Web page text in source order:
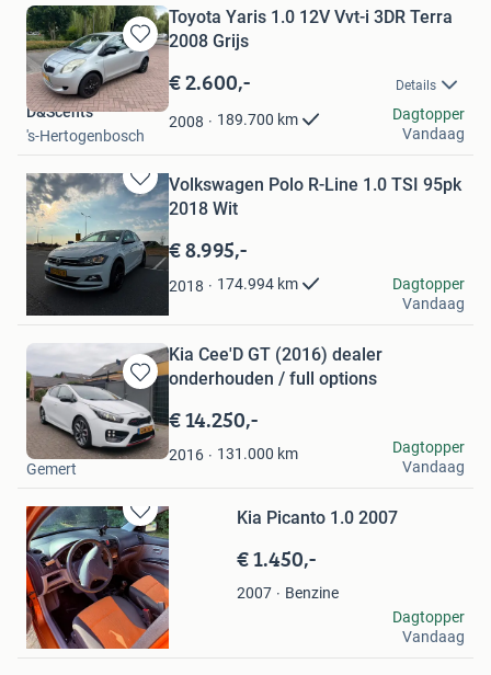
Bewaren
in
Mijn
Favorieten
Toyota Yaris 1.0 12V Vvt-i 3DR Terra
2008 Grijs
€ 2.600,- Details
2008 189.700 km
D&Scents
's-Hertogenbosch
Dagtopper
Vandaag
Bewaren
in
Mijn
Favorieten
Volkswagen Polo R-Line 1.0 TSI 95pk
2018 Wit
€ 8.995,-
2018 174.994 km
Wesley De wilde
Waddinxveen
Dagtopper
Vandaag
Bewaren
in
Mijn
Favorieten
Kia Cee'D GT (2016) dealer
onderhouden / full options
€ 14.250,-
2016 131.000 km
Ivor
Gemert
Dagtopper
Vandaag
Bewaren
in
Mijn
Favorieten
Kia Picanto 1.0 2007
€ 1.450,-
2007
Benzine
Valencia Turk
Leiderdorp
Dagtopper
Vandaag